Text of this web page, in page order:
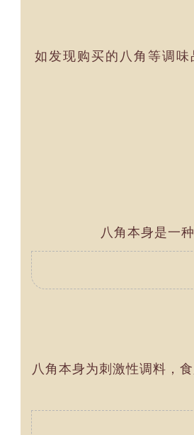
如发现购买的八角等调
八角本身是一
八角本身为刺激性调料，